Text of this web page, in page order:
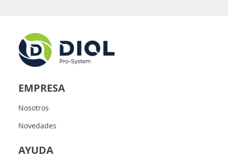
EMPRESA
Nosotros
Novedades
AYUDA